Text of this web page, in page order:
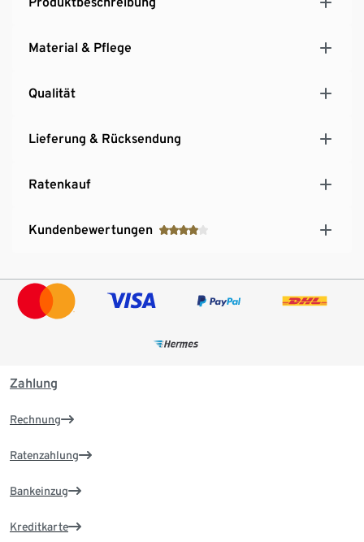
Material & Pflege
Qualität
Lieferung & Rücksendung
Ratenkauf
Kundenbewertungen
Zahlung
Rechnung
Ratenzahlung
Bankeinzug
Kreditkarte